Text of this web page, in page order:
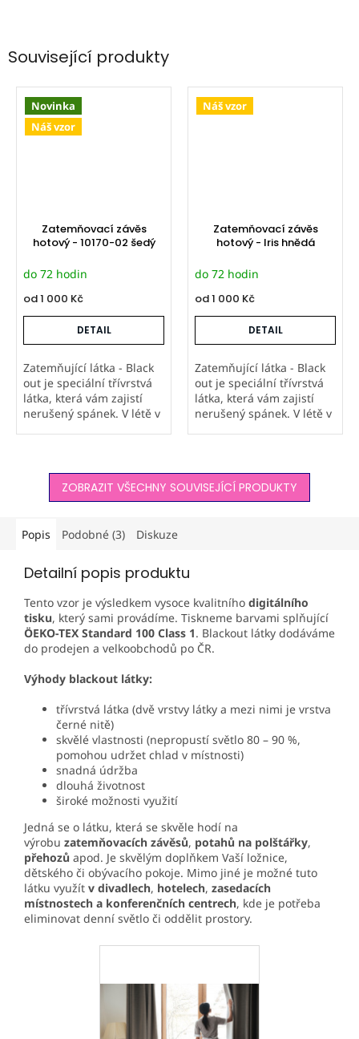
Související produkty
Novinka
Náš vzor
Zatemňovací závěs
hotový - 10170-02 šedý
do 72 hodin
od1 000 Kč
DETAIL
Zatemňující látka - Black
out je speciální třívrstvá
látka, která vám zajistí
nerušený spánek. V létě v
tepla. Závěsy z této...
Náš vzor
Zatemňovací závěs
hotový - Iris hnědá
do 72 hodin
od1 000 Kč
DETAIL
Zatemňující látka - Black
out je speciální třívrstvá
látka, která vám zajistí
nerušený spánek. V létě v
tepla. Závěsy z této...
ZOBRAZIT VŠECHNY SOUVISEJÍCÍ PRODUKTY
Popis Podobné (3) Diskuze
Detailní popis produktu
Tento vzor je výsledkem vysoce kvalitního digitálního
tisku, který sami provádíme. Tiskneme barvami splňující
ÖEKO-TEX Standard 100 Class 1. Blackout látky dodáváme
do prodejen a velkoobchodů po ČR.
Výhody blackout látky:
třívrstvá látka (dvě vrstvy látky a mezi nimi je vrstva
černé nitě)
skvělé vlastnosti (nepropustí světlo 80 – 90 %,
pomohou udržet chlad v místnosti)
snadná údržba
dlouhá životnost
široké možnosti využití
Jedná se o látku, která se skvěle hodí na
výrobu zatemňovacích závěsů, potahů na polštářky,
přehozů apod. Je skvělým doplňkem Vaší ložnice,
dětského či obývacího pokoje. Mimo jiné je možné tuto
látku využít v divadlech, hotelech, zasedacích
místnostech a konferenčních centrech, kde je potřeba
eliminovat denní světlo či oddělit prostory.